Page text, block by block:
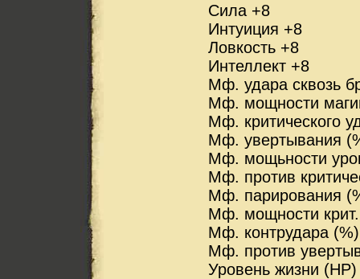
Сила +8
Интуиция +8
Ловкость +8
Интеллект +8
Мф. удара сквозь
Мф. мощности
Мф. критического
Мф. увертывания
Мф. мощьности
Мф. против
Мф. парирования
Мф. мощности
Мф. контрудара
Мф. против
Уровень жизни